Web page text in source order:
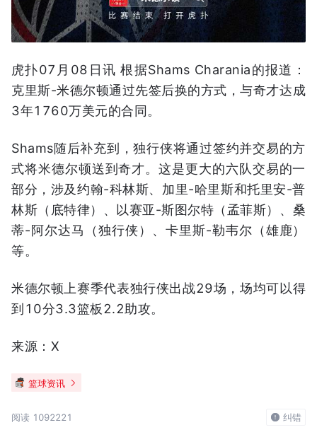
虎扑07月08日讯 根据Shams Charania的报道：
克里斯-米德尔顿通过先签后换的方式，与奇才达成
3年1760万美元的合同。
Shams随后补充到，独行侠将通过签约并交易的方
式将米德尔顿送到奇才。这是更大的六队交易的一
部分，涉及约翰-科林斯、加里-哈里斯和托里安-普
林斯（底特律）、以赛亚-斯图尔特（孟菲斯）、桑
蒂-阿尔达马（独行侠）、卡里斯-勒韦尔（雄鹿）
等。
米德尔顿上赛季代表独行侠出战29场，场均可以得
到10分3.3篮板2.2助攻。
来源：X
篮球资讯
阅读 1092221 纠错